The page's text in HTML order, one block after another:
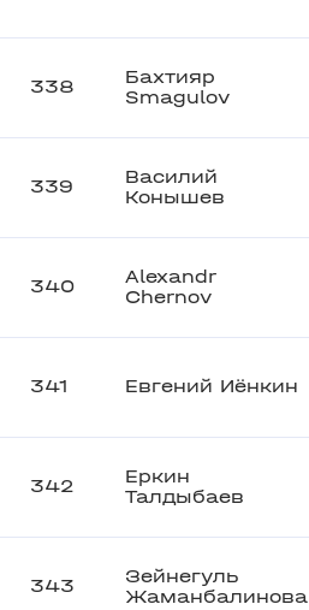
338
Бахтияр
Smagulov
339
Василий
Конышев
340
Alexandr
Chernov
341 Евгений Иёнкин
342
Еркин
Талдыбаев
343
Зейнегуль
Жаманбалинова